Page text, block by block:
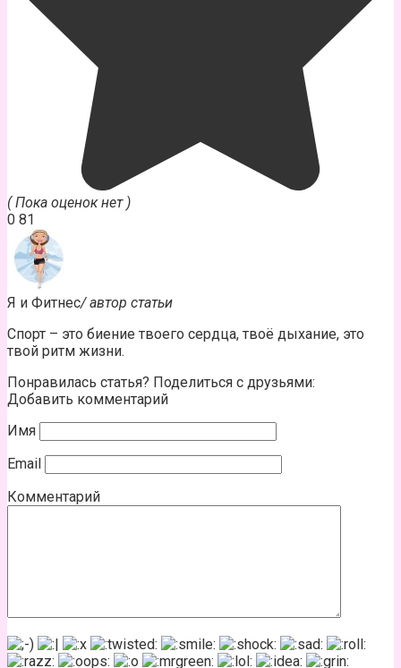
( Пока оценок нет )
0 81
Я и Фитнес/ автор статьи
Спорт – это биение твоего сердца, твоё дыхание, это
твой ритм жизни.
Понравилась статья? Поделиться с друзьями:
Добавить комментарий
Имя
Email
Комментарий